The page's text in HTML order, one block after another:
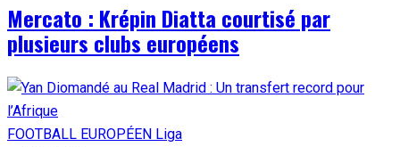
Mercato : Krépin Diatta courtisé par
plusieurs clubs européens
FOOTBALL EUROPÉEN Liga